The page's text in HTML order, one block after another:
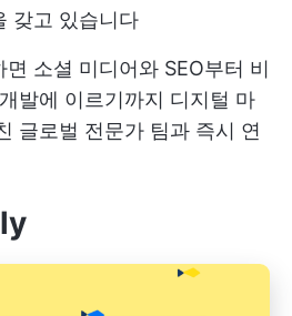
갖고 있습니다
소셜 미디어와 SEO부터 비
발에 이르기까지 디지털 마
글로벌 전문가 팀과 즉시 연